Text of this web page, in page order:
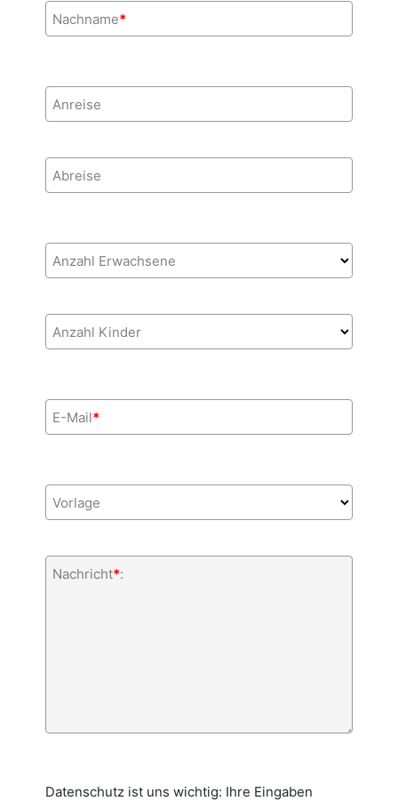
Nachname*
Anreise
Abreise
Anzahl Erwachsene
Anzahl Kinder
E-Mail*
Vorlage
Nachricht*:
Datenschutz ist uns wichtig: Ihre Eingaben